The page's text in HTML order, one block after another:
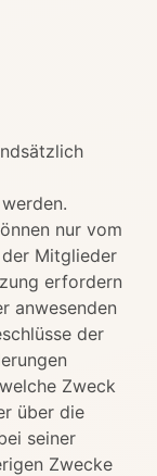
nur vom
Mitglieder
erfordern
anwesenden
der
Zweck
über die
seiner
Zwecke